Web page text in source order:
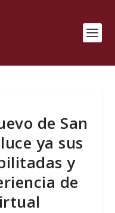
de San
ya sus
y
de